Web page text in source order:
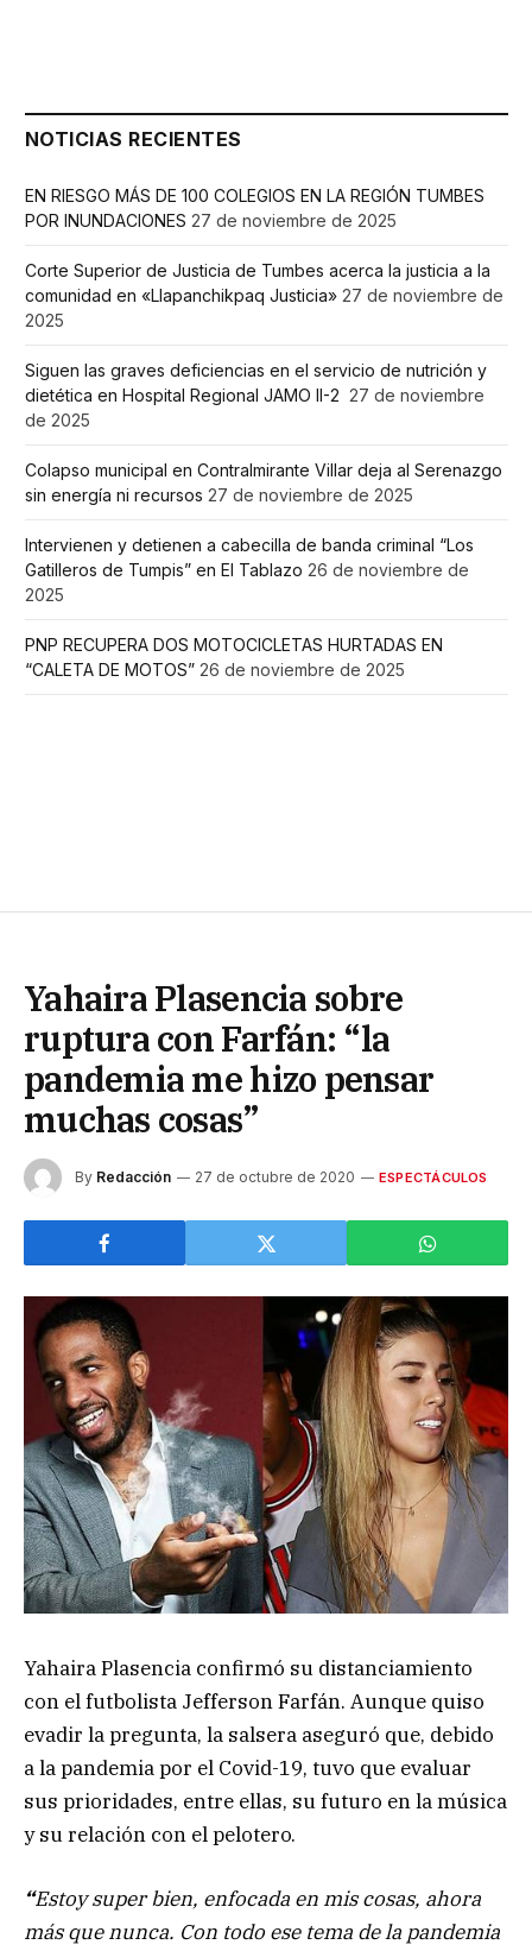
NOTICIAS RECIENTES
EN RIESGO MÁS DE 100 COLEGIOS EN LA REGIÓN TUMBES
POR INUNDACIONES 27 de noviembre de 2025
Corte Superior de Justicia de Tumbes acerca la justicia a la
comunidad en «Llapanchikpaq Justicia» 27 de noviembre de
2025
Siguen las graves deficiencias en el servicio de nutrición y
dietética en Hospital Regional JAMO II-2 27 de noviembre
de 2025
Colapso municipal en Contralmirante Villar deja al Serenazgo
sin energía ni recursos 27 de noviembre de 2025
Intervienen y detienen a cabecilla de banda criminal “Los
Gatilleros de Tumpis” en El Tablazo 26 de noviembre de
2025
PNP RECUPERA DOS MOTOCICLETAS HURTADAS EN
“CALETA DE MOTOS” 26 de noviembre de 2025
Yahaira Plasencia sobre
ruptura con Farfán: “la
pandemia me hizo pensar
muchas cosas”
By Redacción 27 de octubre de 2020 ESPECTÁCULOS
Yahaira Plasencia confirmó su distanciamiento
con el futbolista Jefferson Farfán. Aunque quiso
evadir la pregunta, la salsera aseguró que, debido
a la pandemia por el Covid-19, tuvo que evaluar
sus prioridades, entre ellas, su futuro en la música
y su relación con el pelotero.
“Estoy super bien, enfocada en mis cosas, ahora
más que nunca. Con todo ese tema de la pandemia